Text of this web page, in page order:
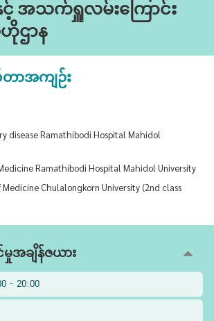
အသက်ရှူလမ်းကြောင်း
ဌာန
ာအကျဉ်း
disease Ramathibodi Hospital Mahidol
Ramathibodi Hospital Mahidol University
Medicine Chulalongkorn University (2nd class
အချိန်ဇယား
- 20:00